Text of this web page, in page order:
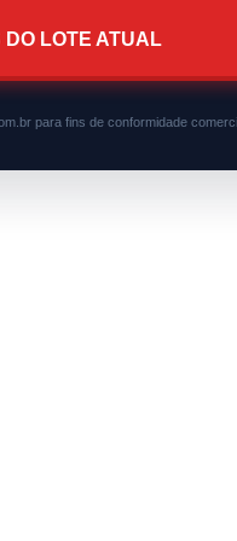
LOTE ATUAL
para fins de conformidade